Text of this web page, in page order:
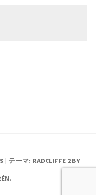
| テーマ: RADCLIFFE 2 BY
.